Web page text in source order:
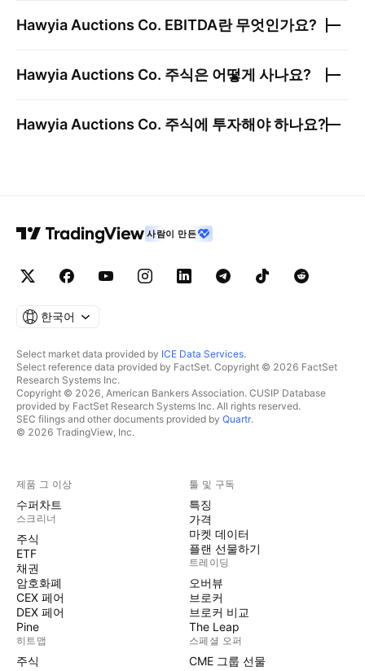
Hawyia Auctions Co. EBITDA란 무엇인가요?
Hawyia Auctions Co. 주식은 어떻게 사나요?
Hawyia Auctions Co. 주식에 투자해야 하나요?
사람이 만든
한국어
Select market data provided by ICE Data Services.
Select reference data provided by FactSet. Copyright © 2026 FactSet
Research Systems Inc.
Copyright © 2026, American Bankers Association. CUSIP Database
provided by FactSet Research Systems Inc. All rights reserved.
SEC filings and other documents provided by Quartr.
© 2026 TradingView, Inc.
제품 그 이상
수퍼차트
스크리너
주식
ETF
채권
암호화폐
CEX 페어
DEX 페어
Pine
히트맵
주식
툴 및 구독
특징
가격
마켓 데이터
플랜 선물하기
트레이딩
오버뷰
브로커
브로커 비교
The Leap
스페셜 오퍼
CME 그룹 선물